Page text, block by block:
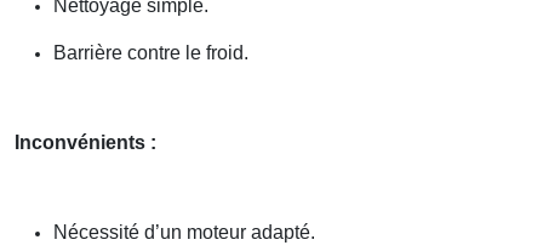
Nettoyage simple.
Barrière contre le froid.
Inconvénients :
Nécessité d’un moteur adapté.